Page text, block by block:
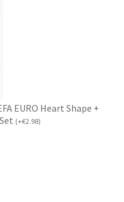
EURO Heart Shape +
(+€2.98)